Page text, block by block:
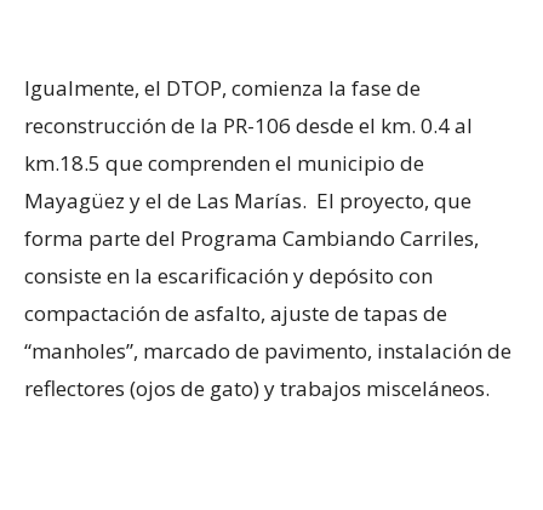
Igualmente, el DTOP, comienza la fase de
reconstrucción de la PR-106 desde el km. 0.4al
km.18.5 que comprenden el municipio de
Mayagüez y el de Las Marías. El proyecto, que
forma parte del Programa Cambiando Carriles,
consiste en la escarificación y depósito con
compactación de asfalto, ajuste de tapas de
“manholes”, marcado de pavimento, instalación de
reflectores (ojos de gato) y trabajos misceláneos.